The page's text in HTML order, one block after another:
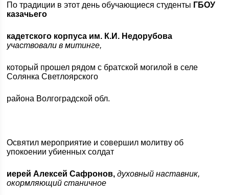
По традиции в этот день обучающиеся студенты ГБОУ
казачьего
кадетского корпуса им. К.И. Недорубова
участвовали в митинге,
который прошел рядом с братской могилой в селе
Солянка Светлоярского
района Волгоградской обл.
Освятил мероприятие и совершил молитву об
упокоении убиенных солдат
иерей Алексей Сафронов, духовный наставник,
окормляющий станичное